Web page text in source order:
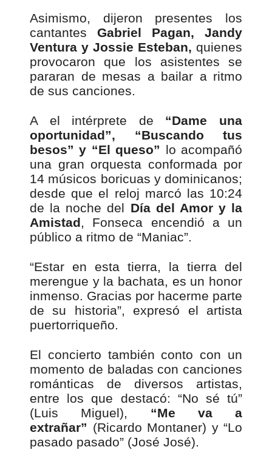
Asimismo, dijeron presentes los
cantantes Gabriel Pagan, Jandy
Ventura y Jossie Esteban, quienes
provocaron que los asistentes se
pararan de mesas a bailar a ritmo
de sus canciones.
A el intérprete de “Dame una
oportunidad”, “Buscando tus
besos” y “El queso” lo acompañó
una gran orquesta conformada por
14 músicos boricuas y dominicanos;
desde que el reloj marcó las 10:24
de la noche del Día del Amor y la
Amistad, Fonseca encendió a un
público a ritmo de “Maniac”.
“Estar en esta tierra, la tierra del
merengue y la bachata, es un honor
inmenso. Gracias por hacerme parte
de su historia”, expresó el artista
puertorriqueño.
El concierto también conto con un
momento de baladas con canciones
románticas de diversos artistas,
entre los que destacó: “No sé tú”
(Luis Miguel), “Me va a
extrañar” (Ricardo Montaner) y “Lo
pasado pasado” (José José).